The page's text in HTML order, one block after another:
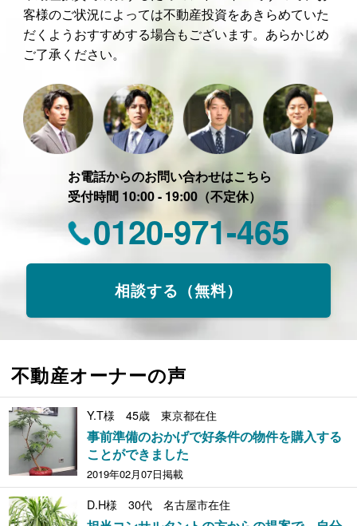
客様のご状況によっては不動産投資をあきらめていた
だくようおすすめする場合もございます。あらかじめ
ご了承ください。
お電話からのお問い合わせはこちら
受付時間 10:00 - 19:00（不定休）
0120-971-465
相談する（無料）
不動産オーナーの声
Y.T様 45歳 東京都在住
事前準備のおかげで好条件の物件を購入する
ことができました
2019年02月07日掲載
D.H様 30代 名古屋市在住